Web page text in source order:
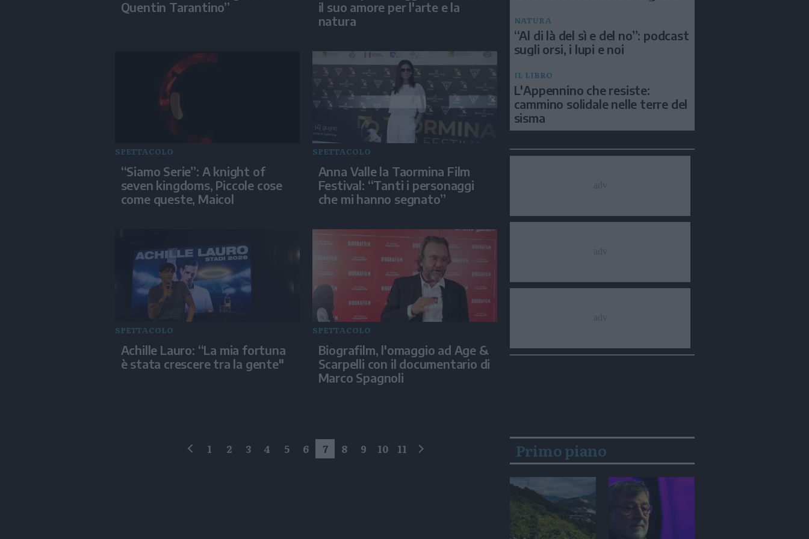
Quentin Tarantino”
il suo amore per l'arte e la
natura
SPETTACOLO
“Siamo Serie”: A knight of
seven kingdoms, Piccole cose
come queste, Maicol
SPETTACOLO
Anna Valle la Taormina Film
Festival: “Tanti i personaggi
che mi hanno segnato”
SPETTACOLO
Achille Lauro: “La mia fortuna
è stata crescere tra la gente"
SPETTACOLO
Biografilm, l'omaggio ad Age &
Scarpelli con il documentario di
Marco Spagnoli
1 2 3 4 5 6 7 8 9 10 11
NATURA
“Al di là del sì e del no”: podcast
sugli orsi, i lupi e noi
IL LIBRO
L'Appennino che resiste:
cammino solidale nelle terre del
sisma
Primo piano